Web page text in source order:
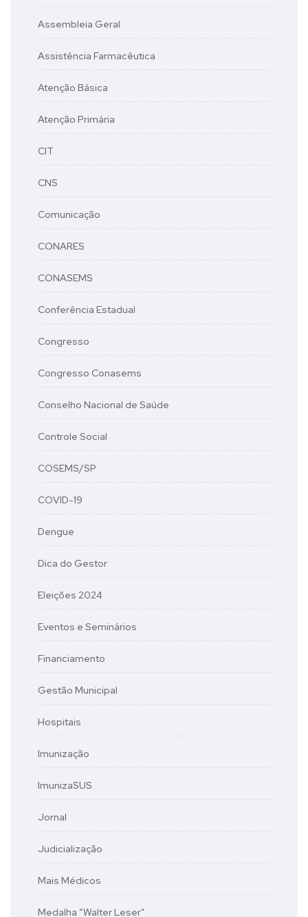
Assembleia Geral
Assistência Farmacêutica
Atenção Básica
Atenção Primária
CIT
CNS
Comunicação
CONARES
CONASEMS
Conferência Estadual
Congresso
Congresso Conasems
Conselho Nacional de Saúde
Controle Social
COSEMS/SP
COVID-19
Dengue
Dica do Gestor
Eleições 2024
Eventos e Seminários
Financiamento
Gestão Municipal
Hospitais
Imunização
ImunizaSUS
Jornal
Judicialização
Mais Médicos
Medalha “Walter Leser”